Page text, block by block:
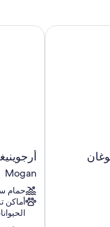
بارك
باي
سيرفاتور
ف
Mogan
حمام